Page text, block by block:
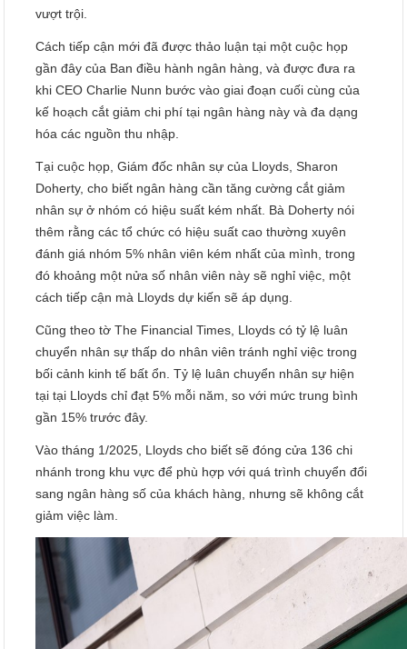
vượt trội.
Cách tiếp cận mới đã được thảo luận tại một cuộc họp
gần đây của Ban điều hành ngân hàng, và được đưa ra
khi CEO Charlie Nunn bước vào giai đoạn cuối cùng của
kế hoạch cắt giảm chi phí tại ngân hàng này và đa dạng
hóa các nguồn thu nhập.
Tại cuộc họp, Giám đốc nhân sự của Lloyds, Sharon
Doherty, cho biết ngân hàng cần tăng cường cắt giảm
nhân sự ở nhóm có hiệu suất kém nhất. Bà Doherty nói
thêm rằng các tổ chức có hiệu suất cao thường xuyên
đánh giá nhóm 5% nhân viên kém nhất của mình, trong
đó khoảng một nửa số nhân viên này sẽ nghỉ việc, một
cách tiếp cận mà Lloyds dự kiến sẽ áp dụng.
Cũng theo tờ The Financial Times, Lloyds có tỷ lệ luân
chuyển nhân sự thấp do nhân viên tránh nghỉ việc trong
bối cảnh kinh tế bất ổn. Tỷ lệ luân chuyển nhân sự hiện
tại tại Lloyds chỉ đạt 5% mỗi năm, so với mức trung bình
gần 15% trước đây.
Vào tháng 1/2025, Lloyds cho biết sẽ đóng cửa 136 chi
nhánh trong khu vực để phù hợp với quá trình chuyển đổi
sang ngân hàng số của khách hàng, nhưng sẽ không cắt
giảm việc làm.